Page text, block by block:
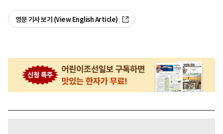
영문 기사 보기 (View English Article)